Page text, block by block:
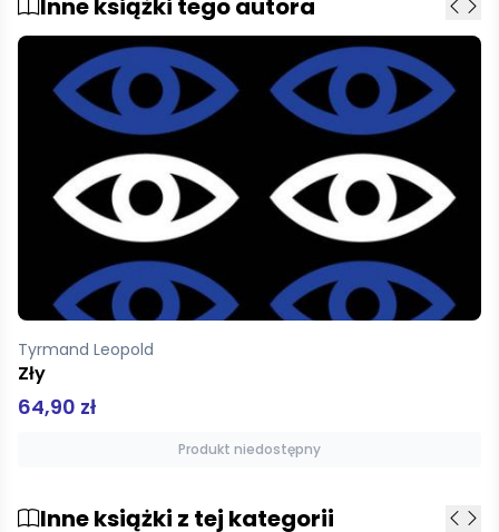
Inne książki tego autora
Tyrmand Leopold
Zły
64,90 zł
Produkt niedostępny
Inne książki z tej kategorii